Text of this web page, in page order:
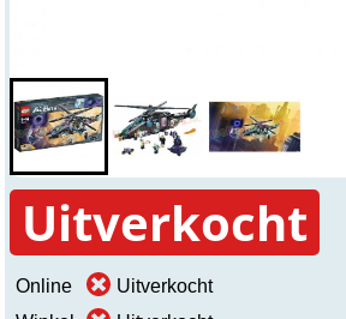
Uitverkocht
Online
Uitverkocht